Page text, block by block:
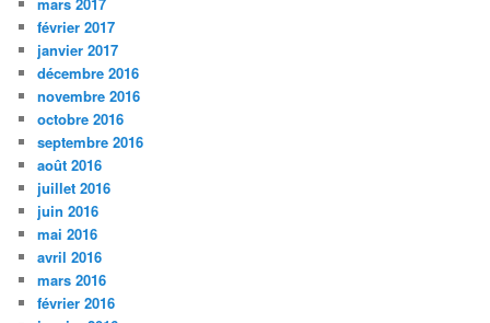
février 2017
janvier 2017
décembre 2016
novembre 2016
octobre 2016
septembre 2016
août 2016
juillet 2016
juin 2016
mai 2016
avril 2016
mars 2016
février 2016